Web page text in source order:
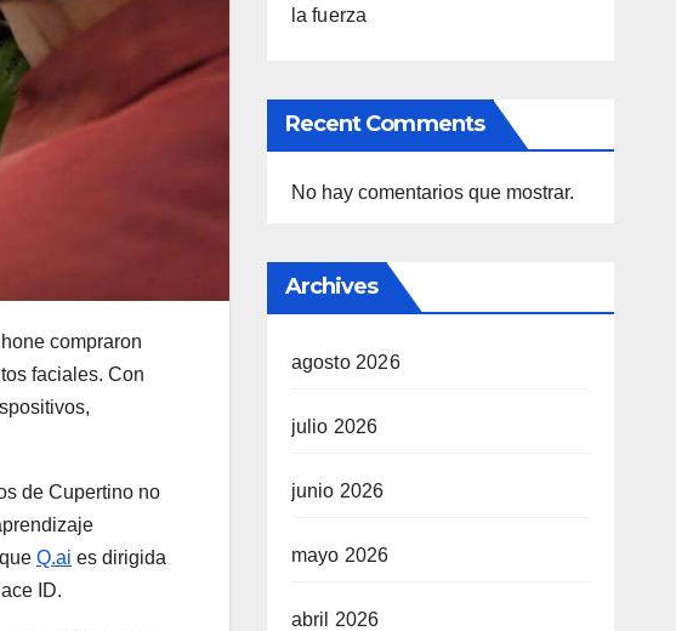
compraron
faciales. Con
de Cupertino no
Q.ai es dirigida
ID.
la fuerza
Recent Comments
No hay comentarios que mostrar.
Archives
agosto 2026
julio 2026
junio 2026
mayo 2026
abril 2026